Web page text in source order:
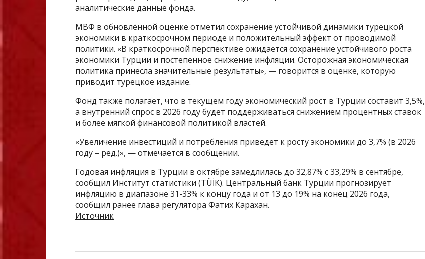
аналитические данные фонда.
МВФ в обновлённой оценке отметил сохранение устойчивой динамики турецкой
экономики в краткосрочном периоде и положительный эффект от проводимой
политики. «В краткосрочной перспективе ожидается сохранение устойчивого роста
экономики Турции и постепенное снижение инфляции. Осторожная экономическая
политика принесла значительные результаты», — говорится в оценке, которую
приводит турецкое издание.
Фонд также полагает, что в текущем году экономический рост в Турции составит 3,5%,
а внутренний спрос в 2026 году будет поддерживаться снижением процентных ставок
и более мягкой финансовой политикой властей.
«Увеличение инвестиций и потребления приведет к росту экономики до 3,7% (в 2026
году – ред.)», — отмечается в сообщении.
Годовая инфляция в Турции в октябре замедлилась до 32,87% с 33,29% в сентябре,
сообщил Институт статистики (TÜİK). Центральный банк Турции прогнозирует
инфляцию в диапазоне 31-33% к концу года и от 13 до 19% на конец 2026 года,
сообщил ранее глава регулятора Фатих Карахан.
Источник